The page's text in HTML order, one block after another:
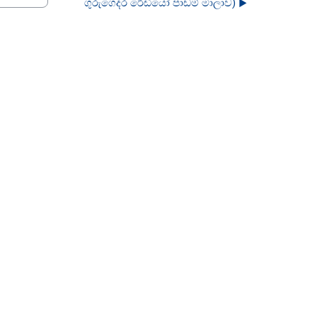
ගුරුගෙදර රේඩියෝ පාඩම් මාලාව) ▶︎